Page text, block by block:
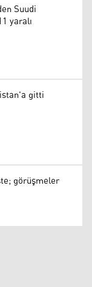
Suudi
yaralı
gitti
görüşmeler